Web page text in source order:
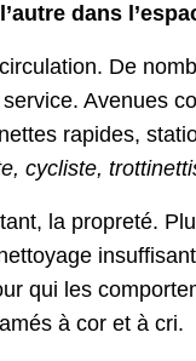
dans
De
Avenues
rapides,
cycliste,
la propreté.
qui les
à cor et à cri.